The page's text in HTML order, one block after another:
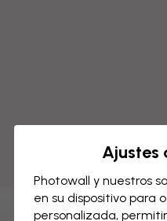
Ajustes
Photowall y nuestros
en su dispositivo para
personalizada,